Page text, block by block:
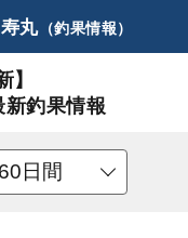
丸（釣果情報）
】
釣果情報